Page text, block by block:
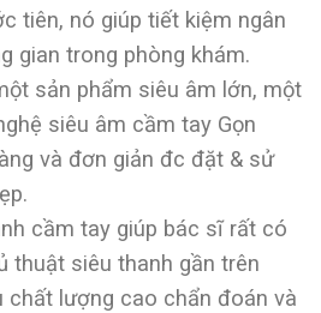
tiên, nó giúp tiết kiệm ngân
gian trong phòng khám.
sản phẩm siêu âm lớn, một
siêu âm cầm tay Gọn
và đơn giản đc đặt & sử
cầm tay giúp bác sĩ rất có
thuật siêu thanh gần trên
chất lượng cao chẩn đoán và